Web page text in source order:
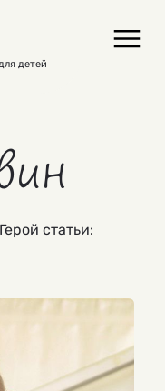
детей
статьи: